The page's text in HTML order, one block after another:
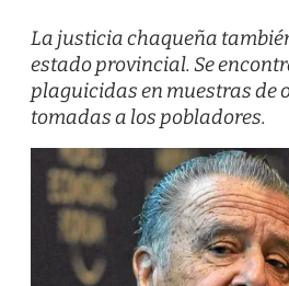
La justicia chaqueña
estado provincial. Se
plaguicidas en muestras de
tomadas a los pobladores.